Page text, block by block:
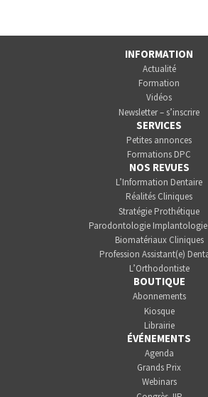
INFORMATION
Actualité
Formation
Vidéos
Newsletter – s’inscrire
SERVICES
Petites annonces
Formations DPC
NOS REVUES
L’Information Dentaire
Réalités Cliniques
Stratégie Prothétique
Parodontologie Implantologie
Biomatériaux Cliniques
Profession Assistant(e)
L’Orthodontiste
BOUTIQUE
Abonnements
Kiosque
Librairie
ÉVÉNEMENTS
Agenda
Grands Prix
Webinars